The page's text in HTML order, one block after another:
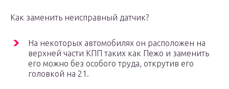
Как заменить неисправный датчик?
На некоторых автомобилях он расположен на
верхней части КПП таких как Пежо и заменить
его можно без особого труда, открутив его
головкой на 21.